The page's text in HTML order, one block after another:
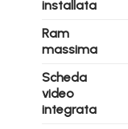
installata
Ram
massima
Scheda
video
integrata